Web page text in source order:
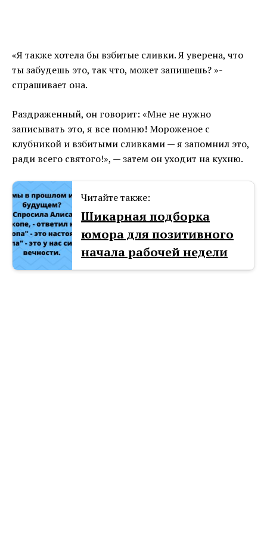
«Я также хотела бы взбитые сливки. Я уверена, что
ты забудешь это, так что, может запишешь? »-
спрашивает она.
Раздраженный, он говорит: «Мне не нужно
записывать это, я все помню! Мороженое с
клубникой и взбитыми сливками — я запомнил это,
ради всего святого!», — затем он уходит на кухню.
Читайте также:
Шикарная подборка
юмора для позитивного
начала рабочей недели